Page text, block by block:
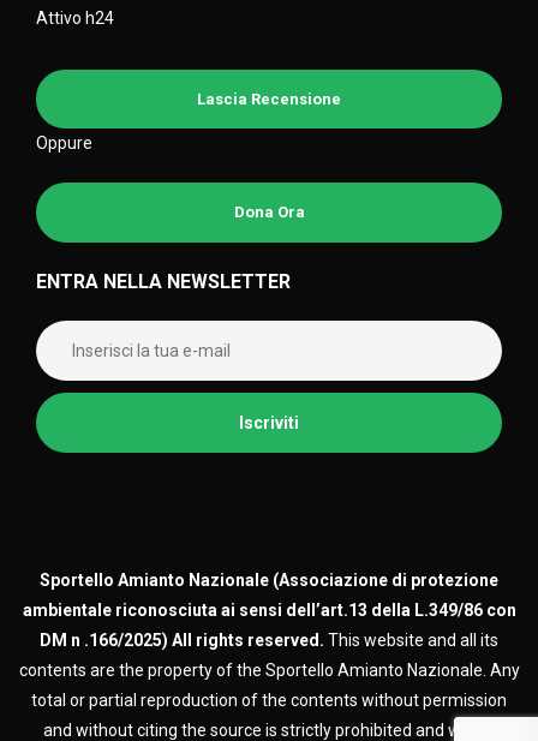
Attivo h24
Lascia Recensione
Oppure
Dona Ora
ENTRA NELLA NEWSLETTER
Sportello Amianto Nazionale (Associazione di protezione
ambientale riconosciuta ai sensi dell’art.13 della L.349/86 con
DM n .166/2025) All rights reserved. This website and all its
contents are the property of the Sportello Amianto Nazionale. Any
total or partial reproduction of the contents without permission
and without citing the source is strictly prohibited and will be